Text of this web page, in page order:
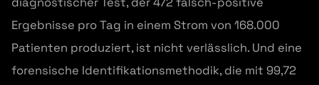
Ergebnisse pro Tag in einem Strom von 168.000
Patienten produziert, ist nicht verlässlich. Und eine
forensische Identifikationsmethodik, die mit 99,72